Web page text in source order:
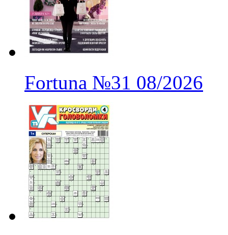
Fortuna №31 08/2026